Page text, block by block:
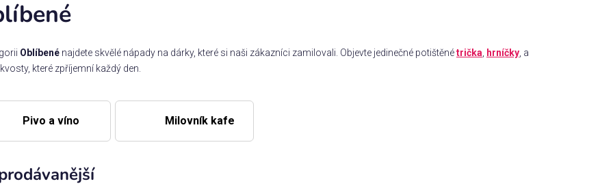
Oblíbené najdete skvělé nápady na dárky, které si naši zákazníci zamilovali. Objevte jedinečné potištěnétrička hrníčky , a
které zpříjemní každý den.
Pivo a víno Milovník kafe